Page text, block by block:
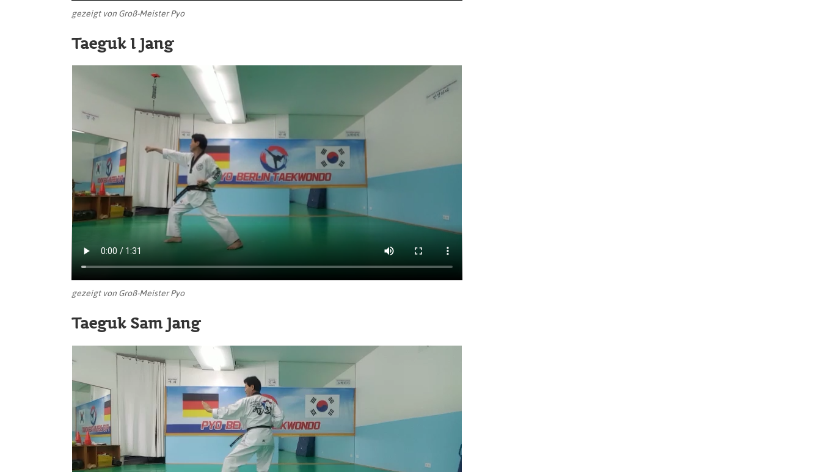
gezeigt von Groß-Meister Pyo
Taeguk I Jang
gezeigt von Groß-Meister Pyo
Taeguk Sam Jang